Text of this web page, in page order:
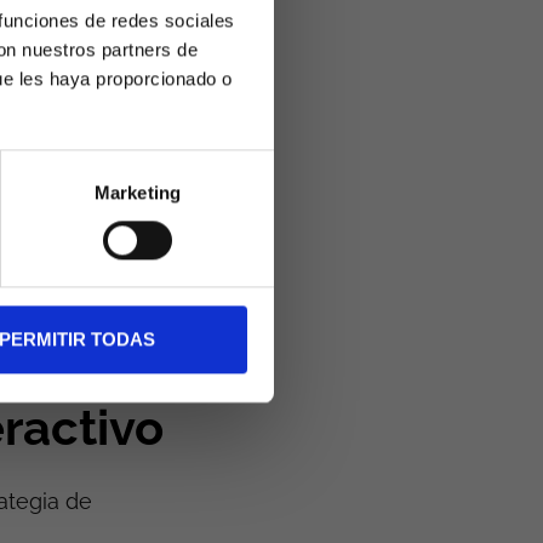
de redes sociales
nuestros partners de
les haya proporcionado o
Marketing
PERMITIR TODAS
empresas
y
estrategias
clientes a
de
en el
de